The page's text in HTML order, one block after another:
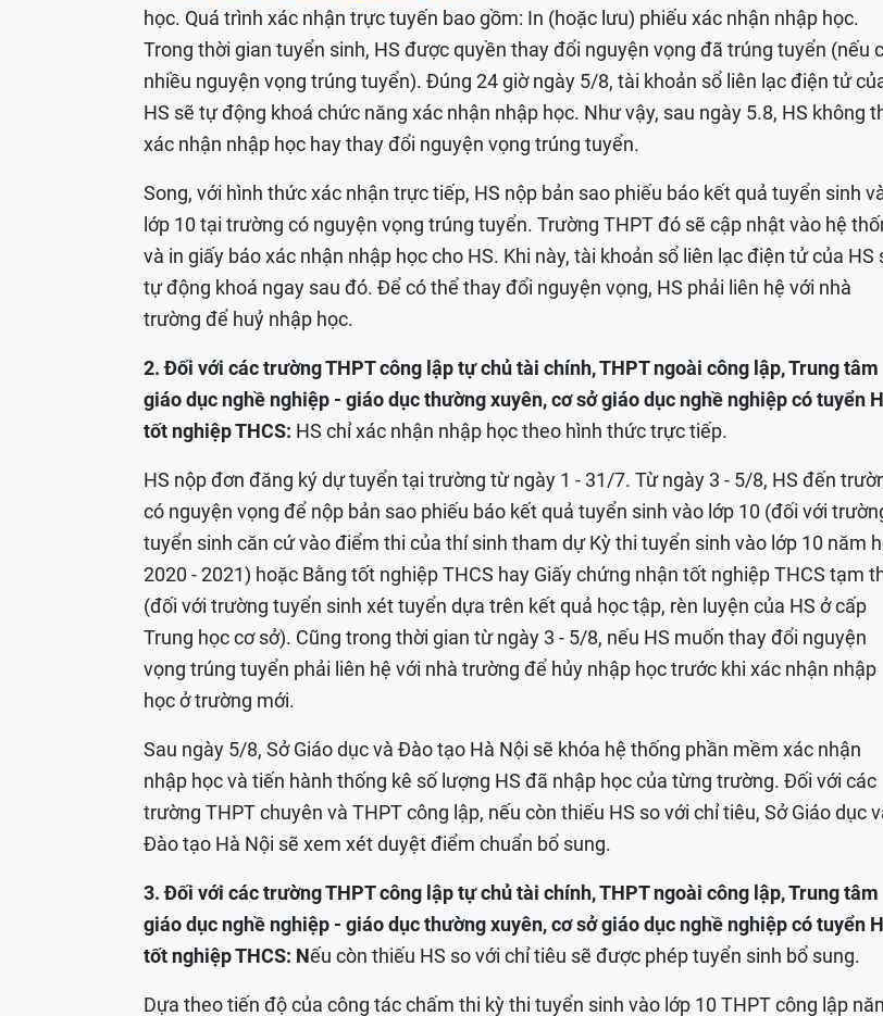
học. Quá trình xác nhận trực tuyến bao gồm: In (hoặc lưu) phiếu xác nhận nhập học.
Trong thời gian tuyển sinh, HS được quyền thay đổi nguyện vọng đã trúng tuyển (nếu
nhiều nguyện vọng trúng tuyển). Đúng 24 giờ ngày 5/8, tài khoản sổ liên lạc điện tử
HS sẽ tự động khoá chức năng xác nhận nhập học. Như vậy, sau ngày 5.8, HS không
xác nhận nhập học hay thay đổi nguyện vọng trúng tuyển.
Song, với hình thức xác nhận trực tiếp, HS nộp bản sao phiếu báo kết quả tuyển sinh
lớp 10 tại trường có nguyện vọng trúng tuyển. Trường THPT đó sẽ cập nhật vào hệ
và in giấy báo xác nhận nhập học cho HS. Khi này, tài khoản sổ liên lạc điện tử của HS
tự động khoá ngay sau đó. Để có thể thay đổi nguyện vọng, HS phải liên hệ với nhà
trường để huỷ nhập học.
2. Đối với các trường THPT công lập tự chủ tài chính, THPT ngoài công lập, Trung tâm
giáo dục nghề nghiệp - giáo dục thường xuyên, cơ sở giáo dục nghề nghiệp có tuyển
tốt nghiệp THCS: HS chỉ xác nhận nhập học theo hình thức trực tiếp.
HS nộp đơn đăng ký dự tuyển tại trường từ ngày 1 - 31/7. Từ ngày 3 - 5/8, HS đến
có nguyện vọng để nộp bản sao phiếu báo kết quả tuyển sinh vào lớp 10 (đối với
tuyển sinh căn cứ vào điểm thi của thí sinh tham dự Kỳ thi tuyển sinh vào lớp 10 năm
2020 - 2021) hoặc Bằng tốt nghiệp THCS hay Giấy chứng nhận tốt nghiệp THCS tạm
(đối với trường tuyển sinh xét tuyển dựa trên kết quả học tập, rèn luyện của HS ở cấp
Trung học cơ sở). Cũng trong thời gian từ ngày 3 - 5/8, nếu HS muốn thay đổi nguyện
vọng trúng tuyển phải liên hệ với nhà trường để hủy nhập học trước khi xác nhận nhập
học ở trường mới.
Sau ngày 5/8, Sở Giáo dục và Đào tạo Hà Nội sẽ khóa hệ thống phần mềm xác nhận
nhập học và tiến hành thống kê số lượng HS đã nhập học của từng trường. Đối với các
trường THPT chuyên và THPT công lập, nếu còn thiếu HS so với chỉ tiêu, Sở Giáo dục
Đào tạo Hà Nội sẽ xem xét duyệt điểm chuẩn bổ sung.
3. Đối với các trường THPT công lập tự chủ tài chính, THPT ngoài công lập, Trung tâm
giáo dục nghề nghiệp - giáo dục thường xuyên, cơ sở giáo dục nghề nghiệp có tuyển
tốt nghiệp THCS: Nếu còn thiếu HS so với chỉ tiêu sẽ được phép tuyển sinh bổ sung.
Dựa theo tiến độ của công tác chấm thi kỳ thi tuyển sinh vào lớp 10 THPT công lập